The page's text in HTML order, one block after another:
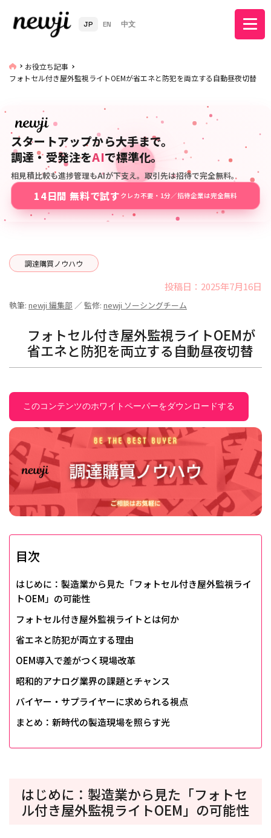
JP EN 中文
お役立ち記事
フォトセル付き屋外監視ライトOEMが省エネと防犯を両立する自動昼夜切替
スタートアップから大手まで。
調達・受発注をAIで標準化。
相見積比較も進捗管理もAIが下支え。取引先は招待で完全無料。
14日間 無料で試す クレカ不要・1分／招待企業は完全無料
調達購買ノウハウ
投稿日：2025年7月16日
執筆: newji 編集部 ／ 監修: newji ソーシングチーム
フォトセル付き屋外監視ライトOEMが
省エネと防犯を両立する自動昼夜切替
このコンテンツのホワイトペーパーをダウンロードする
目次
はじめに：製造業から見た「フォトセル付き屋外監視ライ
トOEM」の可能性
フォトセル付き屋外監視ライトとは何か
省エネと防犯が両立する理由
OEM導入で差がつく現場改革
昭和的アナログ業界の課題とチャンス
バイヤー・サプライヤーに求められる視点
まとめ：新時代の製造現場を照らす光
はじめに：製造業から見た「フォトセ
ル付き屋外監視ライトOEM」の可能性